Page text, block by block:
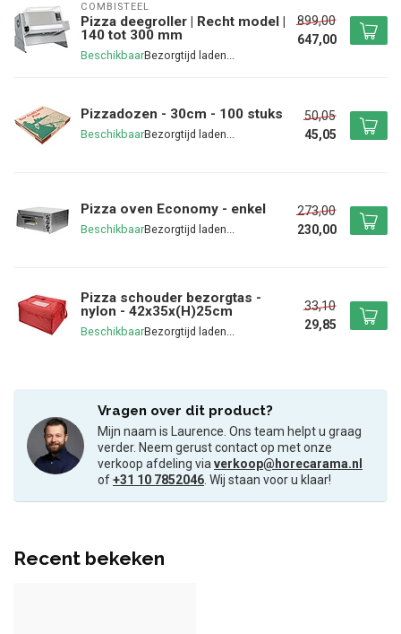
COMBISTEEL
Pizza deegroller | Recht model |
140 tot 300 mm
Beschikbaar
899,00
647,00
Pizzadozen - 30cm - 100 stuks
Beschikbaar
50,05
45,05
Pizza oven Economy - enkel
Beschikbaar
273,00
230,00
Pizza schouder bezorgtas -
nylon - 42x35x(H)25cm
Beschikbaar
33,10
29,85
Vragen over dit product?
Mijn naam is Laurence. Ons team helpt u graag
verder. Neem gerust contact op met onze
verkoop afdeling viaverkoop@horecarama.nl
of+31 10 7852046. Wij staan voor u klaar!
Recent bekeken